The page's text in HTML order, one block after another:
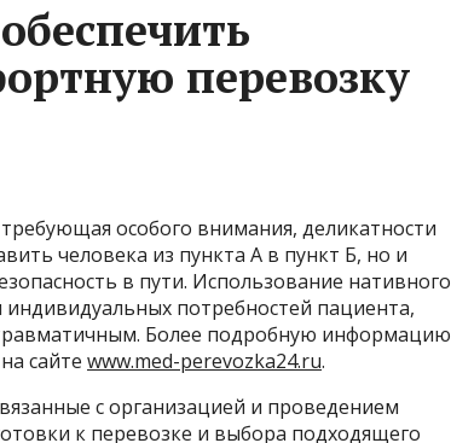
перевозку
особого внимания, деликатности
человека из пункта А в пункт Б, но и
в пути. Использование нативного
потребностей пациента,
Более подробную информацию
сайте www.med-perevozka24.ru.
с организацией и проведением
к перевозке и выбора подходящего